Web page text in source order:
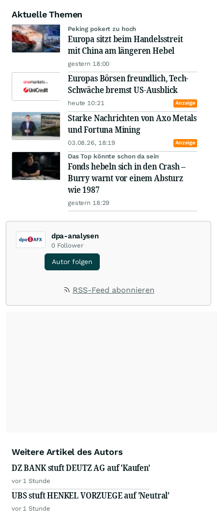
Aktuelle Themen
Peking pokert zu hoch
Europa sitzt beim Handelsstreit
mit China am längeren Hebel
gestern 18:00
Europas Börsen freundlich, Tech-
Schwäche bremst US-Ausblick
heute 10:21 Anzeige
Starke Nachrichten von Axo Metals
und Fortuna Mining
03.08.26, 18:19 Anzeige
Das Top könnte schon da sein
Fonds hebeln sich in den Crash –
Burry warnt vor einem Absturz
wie 1987
gestern 18:29
dpa-analysen
0 Follower
Autor folgen
RSS-Feed abonnieren
Weitere Artikel des Autors
DZ BANK stuft DEUTZ AG auf 'Kaufen'
vor 1 Stunde
UBS stuft HENKEL VORZUEGE auf 'Neutral'
vor 1 Stunde